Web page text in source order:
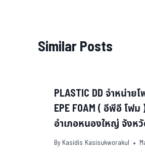
Similar Posts
PLASTIC DD จำหน่า
EPE FOAM ( อีพีอี โฟ
อำเภอหนองใหญ่ จังห
By Kasidis Kasisukworakul